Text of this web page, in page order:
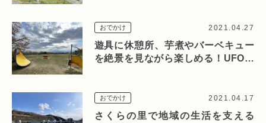
おでかけ 2021.04.27
遊具に休憩所、芋煮やバーベキュー
を絶景を見ながら楽しめる！UFOの
おでかけ 2021.04.17
さくらの里で地域の生活を支える